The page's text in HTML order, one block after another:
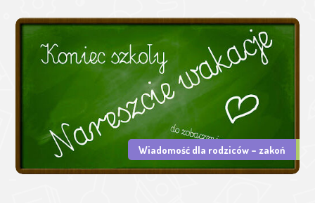
Wiadomość dla rodziców – zakoń